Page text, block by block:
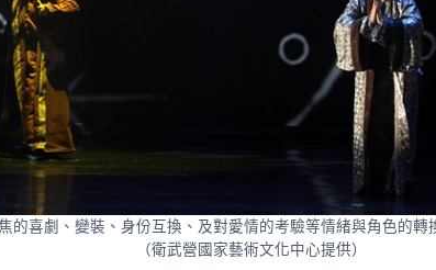
的喜劇、變裝、身份互換、及對愛情的考驗等情緒與角色的轉
（衛武營國家藝術文化中心提供）